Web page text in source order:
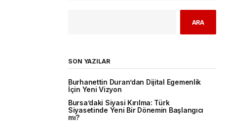
ARA
SON YAZILAR
Burhanettin Duran’dan Dijital Egemenlik
İçin Yeni Vizyon
Bursa’daki Siyasi Kırılma: Türk
Siyasetinde Yeni Bir Dönemin Başlangıcı
mı?